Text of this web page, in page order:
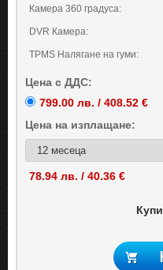
Камера 360 градуса:
DVR Камера:
TPMS Налягане на гуми:
Цена с ДДС:
799.00 лв. / 408.52 €
Цена на изплащане:
78.94 лв. / 40.36 €
Купи